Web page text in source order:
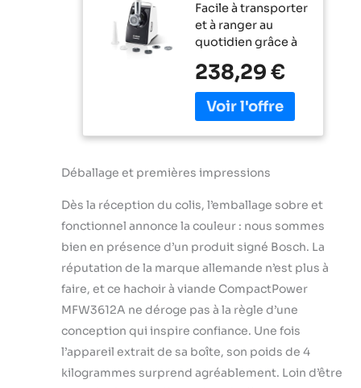
Hachoir à
viande
électrique,
hachoir à
saucisse,
disques
perforés en
lame à double
tranchant,
embout kebbe,
passe au lave-
vaisselle,
puissance
Facile à transporter
et à ranger au
quotidien grâce à
Viande traitée
uniformément en
un temps record
à une puissance de
de 1600 W. Des
croustillantes –
grâce au disque
accessoire à
pâtisserie,
formes différentes
rapidement et
facilement. Le
nettoyage se fait
rapidement et
confortablement
238,29 €
Déballage et premières impressions
Dès la réception du colis, l’emballage sobre et
fonctionnel annonce la couleur : nous sommes
bien en présence d’un produit signé Bosch. La
réputation de la marque allemande n’est plus à
faire, et ce hachoir à viande CompactPower
MFW3612A ne déroge pas à la règle d’une
conception qui inspire confiance. Une fois
l’appareil extrait de sa boîte, son poids de 4
kilogrammes surprend agréablement. Loin d’être